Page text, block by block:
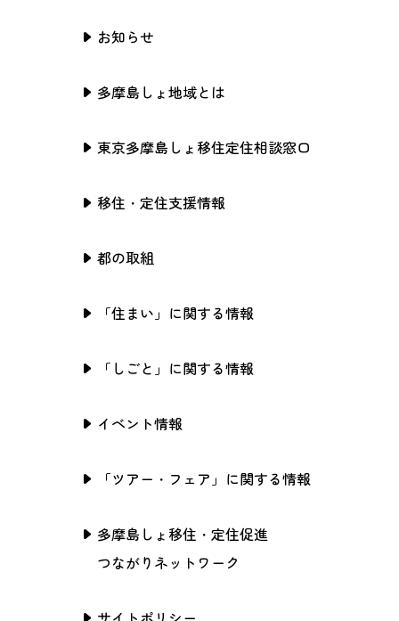
お知らせ
多摩島しょ地域とは
東京多摩島しょ移住定住相談窓口
移住・定住支援情報
都の取組
「住まい」に関する情報
「しごと」に関する情報
イベント情報
「ツアー・フェア」に関する情報
多摩島しょ移住・定住促進
つながりネットワーク